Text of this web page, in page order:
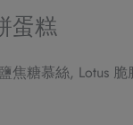
蛋糕
焦糖慕絲, Lotus